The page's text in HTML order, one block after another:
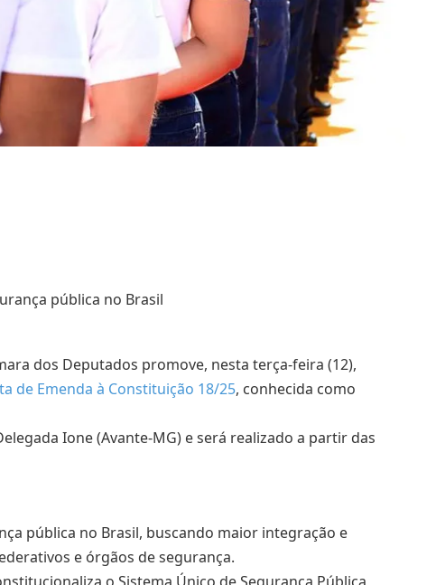
pública no Brasil
dos Deputados promove, nesta terça-feira (12),
de Emenda à Constituição 18/25, conhecida como
Ione (Avante-MG) e será realizado a partir das
pública no Brasil, buscando maior integração e
e órgãos de segurança.